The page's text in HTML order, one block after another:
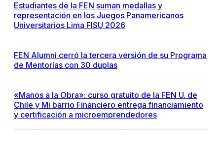
Estudiantes de la FEN suman medallas y
representación en los Juegos Panamericanos
Universitarios Lima FISU 2026
FEN Alumni cerró la tercera versión de su Programa
de Mentorías con 30 duplas
«Manos a la Obra»: curso gratuito de la FEN U. de
Chile y Mi barrio Financiero entrega financiamiento
y certificación a microemprendedores